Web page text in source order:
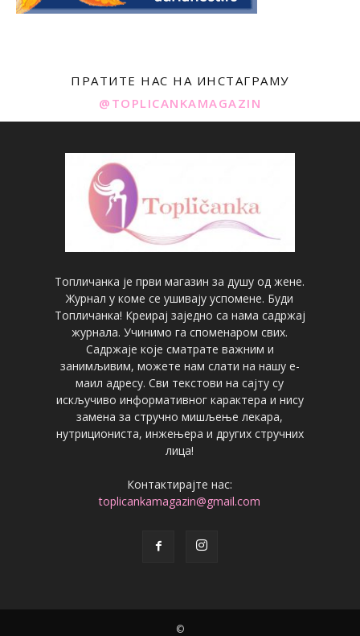
ПРАТИТЕ НАС НА ИНСТАГРАМУ
@TOPLICANKAMAGAZIN
Топличанка је први магазин за душу од жене.
Журнал у коме се ушивају успомене. Буди
Топличанка! Креирај заједно са нама садржај
журнала. Учинимо га споменаром свих.
Садржаје које сматрате важним и
занимљивим, можете нам слати на нашу е-
маил адресу. Сви текстови на сајту су
искључиво информативног карактера и нису
замена за стручно мишљење лекара,
нутрициониста, инжењера и других стручних
лица!
Контактирајте нас:
toplicankamagazin@gmail.com
©